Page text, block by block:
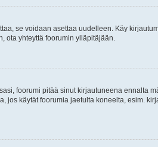
se voidaan asettaa uudelleen. Käy
ota yhteyttä foorumin ylläpitäjään.
foorumi pitää sinut kirjautuneena ennalta
jos käytät foorumia jaetulta koneelta, esim.